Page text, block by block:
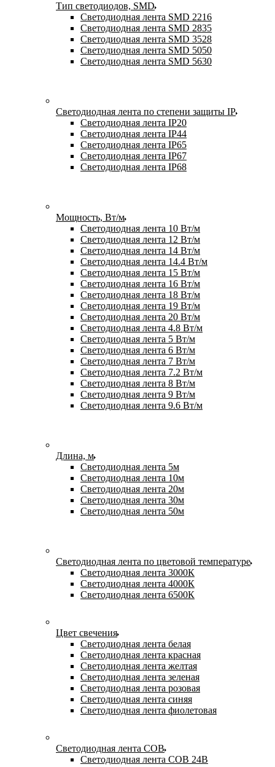
Тип светодиодов, SMD
Cветодиодная лента SMD 2216
Светодиодная лента SMD 2835
Светодиодная лента SMD 3528
Светодиодная лента SMD 5050
Светодиодная лента SMD 5630
Светодиодная лента по степени защиты IP
Светодиодная лента IP20
Светодиодная лента IP44
Светодиодная лента IP65
Светодиодная лента IP67
Светодиодная лента IP68
Мощность, Вт/м
Светодиодная лента 10 Вт/м
Светодиодная лента 12 Вт/м
Светодиодная лента 14 Вт/м
Светодиодная лента 14.4 Вт/м
Светодиодная лента 15 Вт/м
Светодиодная лента 16 Вт/м
Светодиодная лента 18 Вт/м
Светодиодная лента 19 Вт/м
Светодиодная лента 20 Вт/м
Светодиодная лента 4.8 Вт/м
Светодиодная лента 5 Вт/м
Светодиодная лента 6 Вт/м
Светодиодная лента 7 Вт/м
Светодиодная лента 7.2 Вт/м
Светодиодная лента 8 Вт/м
Светодиодная лента 9 Вт/м
Светодиодная лента 9.6 Вт/м
Длина, м
Светодиодная лента 5м
Светодиодная лента 10м
Светодиодная лента 20м
Светодиодная лента 30м
Светодиодная лента 50м
Светодиодная лента по цветовой температуре
Светодиодная лента 3000К
Светодиодная лента 4000К
Светодиодная лента 6500К
Цвет свечения
Светодиодная лента белая
Светодиодная лента красная
Светодиодная лента желтая
Светодиодная лента зеленая
Светодиодная лента розовая
Светодиодная лента синяя
Светодиодная лента фиолетовая
Светодиодная лента COB
Светодиодная лента COB 24В